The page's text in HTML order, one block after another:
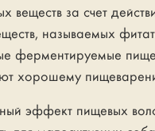
веществ за счет
называемых
ферментируемые
хорошему
эффект пищевых